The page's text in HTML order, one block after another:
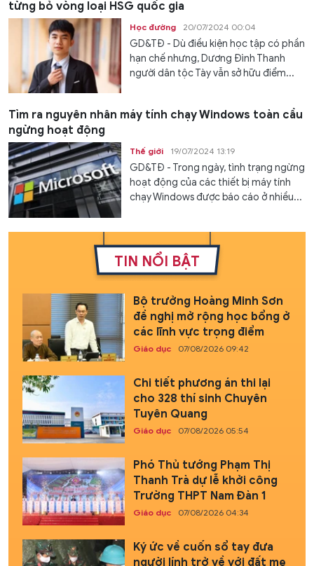
từng bỏ vòng loại HSG quốc gia
Học đường 20/07/2024 00:04
GD&TĐ - Dù điều kiện học tập có phần
hạn chế nhưng, Dương Đình Thanh
người dân tộc Tày vẫn sở hữu điểm...
Tìm ra nguyên nhân máy tính chạy Windows toàn cầu
ngừng hoạt động
Thế giới 19/07/2024 13:19
GD&TĐ - Trong ngày, tình trạng ngừng
hoạt động của các thiết bị máy tính
chạy Windows được báo cáo ở nhiều...
TIN NỔI BẬT
Bộ trưởng Hoàng Minh Sơn
đề nghị mở rộng học bổng ở
các lĩnh vực trọng điểm
Giáo dục 07/08/2026 09:42
Chi tiết phương án thi lại
cho 328 thí sinh Chuyên
Tuyên Quang
Giáo dục 07/08/2026 05:54
Phó Thủ tướng Phạm Thị
Thanh Trà dự lễ khởi công
Trường THPT Nam Đàn 1
Giáo dục 07/08/2026 04:34
Ký ức về cuốn sổ tay đưa
người lính trở về với đất mẹ